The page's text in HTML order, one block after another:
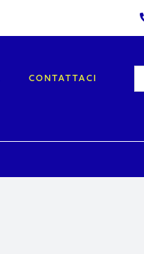
CONTATTACI